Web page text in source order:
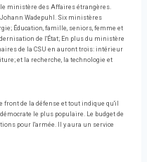
le ministère des Affaires étrangères.
Wadepuhl. Six ministères
Éducation, famille, seniors, femme et
de l'État; En plus du ministère
de la CSU en auront trois: intérieur
et la recherche, la technologie et
de la défense et tout indique qu'il
le plus populaire. Le budget de
pour l'armée. Il y aura un service